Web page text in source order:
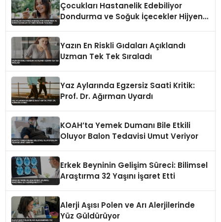
Çocukları Hastanelik Edebiliyor
Dondurma ve Soğuk İçecekler Hijyenik
Yazın En Riskli Gıdaları Açıklandı
Uzman Tek Tek Sıraladı
Yaz Aylarında Egzersiz Saati Kritik:
Prof. Dr. Ağırman Uyardı
KOAH’ta Yemek Dumanı Bile Etkili
Oluyor Balon Tedavisi Umut Veriyor
Erkek Beyninin Gelişim Süreci: Bilimsel
Araştırma 32 Yaşını İşaret Etti
Alerji Aşısı Polen ve Arı Alerjilerinde
Yüz Güldürüyor